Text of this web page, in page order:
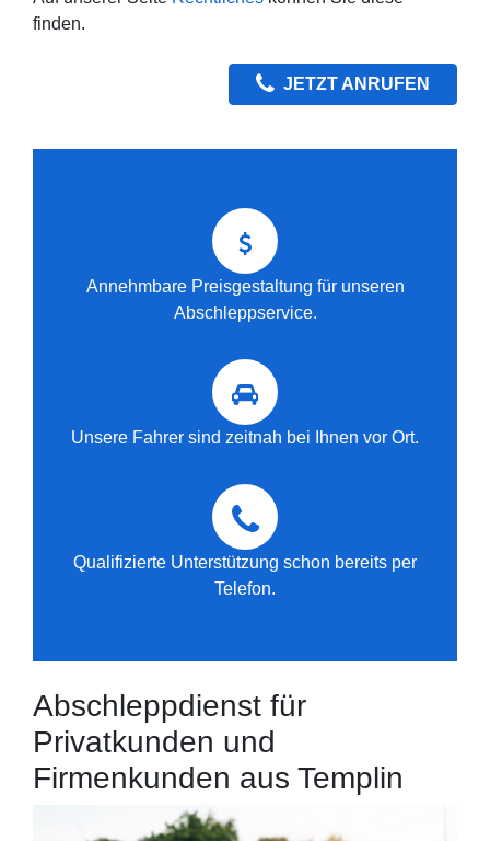
finden.
JETZT ANRUFEN
Annehmbare Preisgestaltung für unseren
Abschleppservice.
Unsere Fahrer sind zeitnah bei Ihnen vor Ort.
Qualifizierte Unterstützung schon bereits per
Telefon.
Abschleppdienst für
Privatkunden und
Firmenkunden aus Templin